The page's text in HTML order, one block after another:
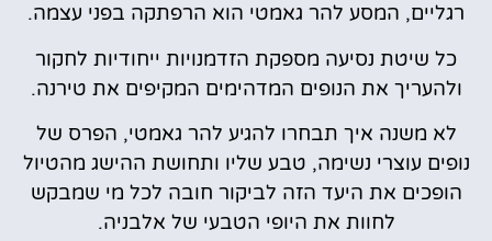
רגליים, המסע להר גאמטי הוא הרפתקה בפני עצמה.
כל שיטת נסיעה מספקת הזדמנויות ייחודיות לחקור
ולהעריך את הנופים המדהימים המקיפים את טירנה.
לא משנה איך תבחרו להגיע להר גאמטי, הפרס של
נופים עוצרי נשימה, טבע שליו ותחושת ההישג מהטיול
הופכים את היעד הזה לביקור חובה לכל מי שמבקש
לחוות את היופי הטבעי של אלבניה.